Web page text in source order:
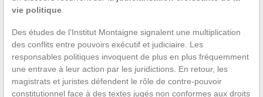
vie politique.
Des études de l’Institut Montaigne signalent une multiplication
des conflits entre pouvoirs exécutif et judiciaire. Les
responsables politiques invoquent de plus en plus fréquemment
une entrave à leur action par les juridictions. En retour, les
magistrats et juristes défendent le rôle de contre-pouvoir
constitutionnel face à des textes jugés non conformes aux droits